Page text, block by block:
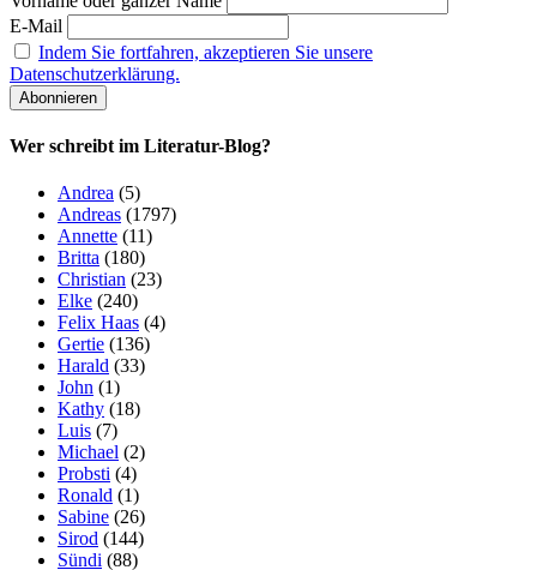
E-Mail
Indem Sie fortfahren, akzeptieren Sie unsere
Datenschutzerklärung.
Wer schreibt im Literatur-Blog?
Andrea (5)
Andreas (1797)
Annette (11)
Britta (180)
Christian (23)
Elke (240)
Felix Haas (4)
Gertie (136)
Harald (33)
John (1)
Kathy (18)
Luis (7)
Michael (2)
Probsti (4)
Ronald (1)
Sabine (26)
Sirod (144)
Sündi (88)